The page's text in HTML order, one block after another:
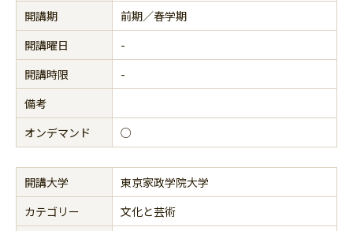
開講期
前期／春学期
開講曜日
-
開講時限
-
備考
オンデマンド
○
開講大学
東京家政学院大学
カテゴリー
文化と芸術